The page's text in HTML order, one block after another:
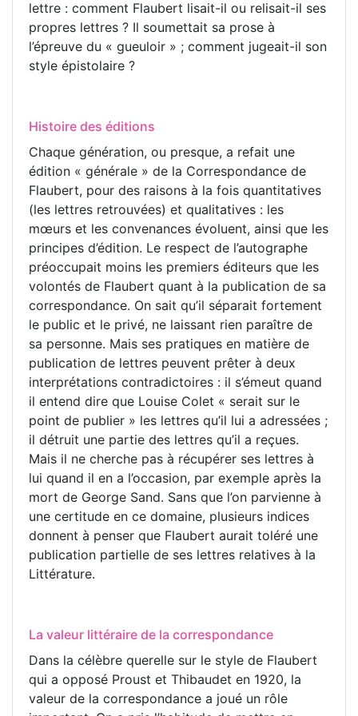
lettre : comment Flaubert lisait-il ou relisait-il ses
propres lettres ? Il soumettait sa prose à
l’épreuve du « gueuloir » ; comment jugeait-il son
style épistolaire ?
Histoire des éditions
Chaque génération, ou presque, a refait une
édition « générale » de la Correspondance de
Flaubert, pour des raisons à la fois quantitatives
(les lettres retrouvées) et qualitatives : les
mœurs et les convenances évoluent, ainsi que les
principes d’édition. Le respect de l’autographe
préoccupait moins les premiers éditeurs que les
volontés de Flaubert quant à la publication de sa
correspondance. On sait qu’il séparait fortement
le public et le privé, ne laissant rien paraître de
sa personne. Mais ses pratiques en matière de
publication de lettres peuvent prêter à deux
interprétations contradictoires : il s’émeut quand
il entend dire que Louise Colet « serait sur le
point de publier » les lettres qu’il lui a adressées ;
il détruit une partie des lettres qu’il a reçues.
Mais il ne cherche pas à récupérer ses lettres à
lui quand il en a l’occasion, par exemple après la
mort de George Sand. Sans que l’on parvienne à
une certitude en ce domaine, plusieurs indices
donnent à penser que Flaubert aurait toléré une
publication partielle de ses lettres relatives à la
Littérature.
La valeur littéraire de la correspondance
Dans la célèbre querelle sur le style de Flaubert
qui a opposé Proust et Thibaudet en 1920, la
valeur de la correspondance a joué un rôle